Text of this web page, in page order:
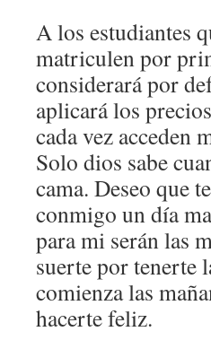
A los estudiantes
matriculen por
considerará por
aplicará los
cada vez acceden
Solo dios sabe
cama. Deseo que
conmigo un día
para mi serán las
suerte por tenerte
comienza las
hacerte feliz.